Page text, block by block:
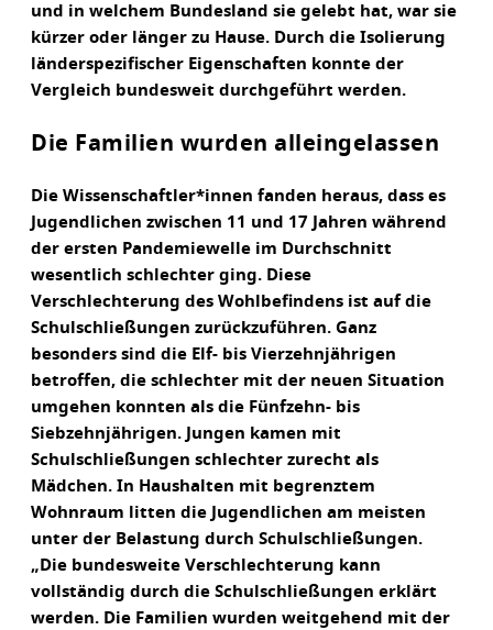
und in welchem Bundesland sie gelebt hat, war sie
kürzer oder länger zu Hause. Durch die Isolierung
länderspezifischer Eigenschaften konnte der
Vergleich bundesweit durchgeführt werden.
Die Familien wurden alleingelassen
Die Wissenschaftler*innen fanden heraus, dass es
Jugendlichen zwischen 11 und 17 Jahren während
der ersten Pandemiewelle im Durchschnitt
wesentlich schlechter ging. Diese
Verschlechterung des Wohlbefindens ist auf die
Schulschließungen zurückzuführen. Ganz
besonders sind die Elf- bis Vierzehnjährigen
betroffen, die schlechter mit der neuen Situation
umgehen konnten als die Fünfzehn- bis
Siebzehnjährigen. Jungen kamen mit
Schulschließungen schlechter zurecht als
Mädchen. In Haushalten mit begrenztem
Wohnraum litten die Jugendlichen am meisten
unter der Belastung durch Schulschließungen.
„Die bundesweite Verschlechterung kann
vollständig durch die Schulschließungen erklärt
werden. Die Familien wurden weitgehend mit der